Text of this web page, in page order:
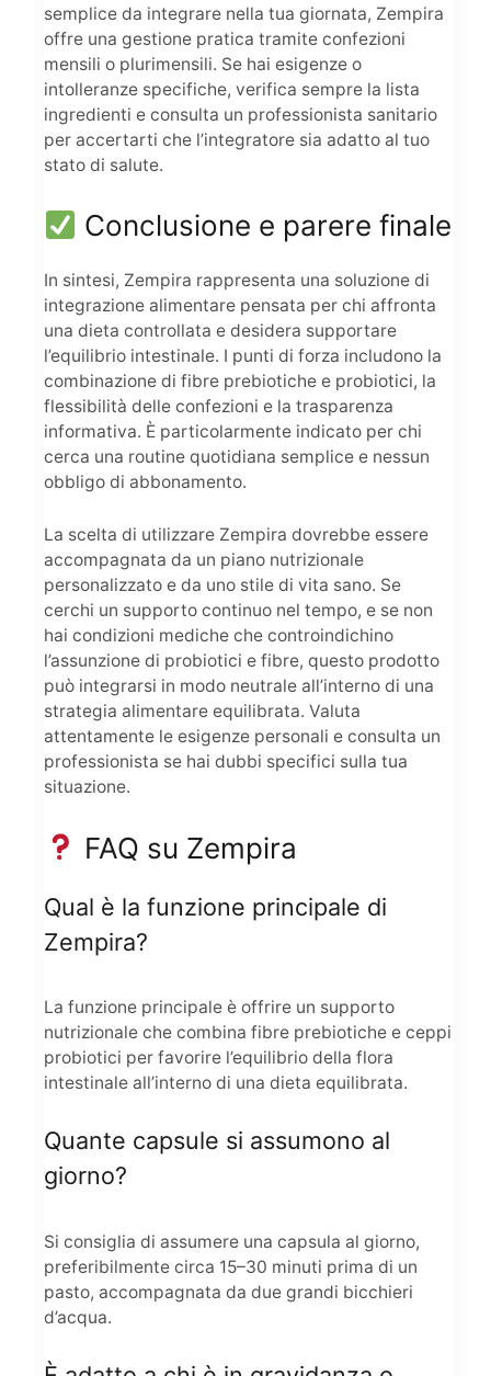
semplice da integrare nella tua giornata, Zempira
offre una gestione pratica tramite confezioni
mensili o plurimensili. Se hai esigenze o
intolleranze specifiche, verifica sempre la lista
ingredienti e consulta un professionista sanitario
per accertarti che l’integratore sia adatto al tuo
stato di salute.
Conclusione e parere finale
In sintesi, Zempira rappresenta una soluzione di
integrazione alimentare pensata per chi affronta
una dieta controllata e desidera supportare
l’equilibrio intestinale. I punti di forza includono la
combinazione di fibre prebiotiche e probiotici, la
flessibilità delle confezioni e la trasparenza
informativa. È particolarmente indicato per chi
cerca una routine quotidiana semplice e nessun
obbligo di abbonamento.
La scelta di utilizzare Zempira dovrebbe essere
accompagnata da un piano nutrizionale
personalizzato e da uno stile di vita sano. Se
cerchi un supporto continuo nel tempo, e se non
hai condizioni mediche che controindichino
l’assunzione di probiotici e fibre, questo prodotto
può integrarsi in modo neutrale all’interno di una
strategia alimentare equilibrata. Valuta
attentamente le esigenze personali e consulta un
professionista se hai dubbi specifici sulla tua
situazione.
FAQ su Zempira
Qual è la funzione principale di
Zempira?
La funzione principale è offrire un supporto
nutrizionale che combina fibre prebiotiche e ceppi
probiotici per favorire l’equilibrio della flora
intestinale all’interno di una dieta equilibrata.
Quante capsule si assumono al
giorno?
Si consiglia di assumere una capsula al giorno,
preferibilmente circa 15–30 minuti prima di un
pasto, accompagnata da due grandi bicchieri
d’acqua.